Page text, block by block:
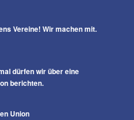
Vereine! Wir machen mit.
dürfen wir über eine
berichten.
Union